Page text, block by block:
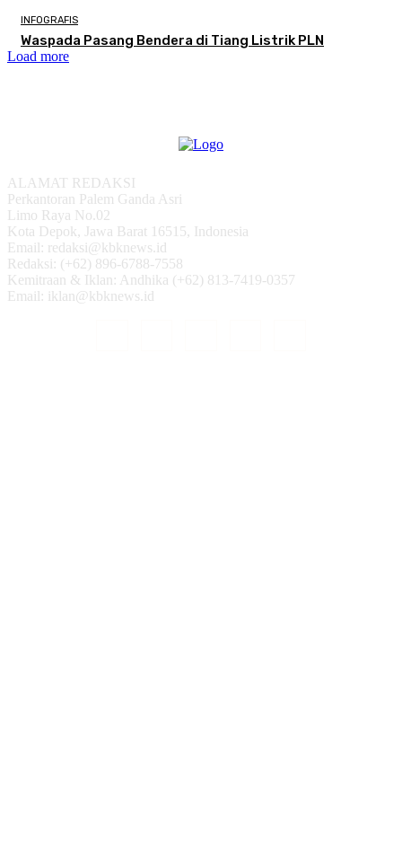
INFOGRAFIS
Waspada Pasang Bendera di Tiang Listrik PLN
Load more
ALAMAT REDAKSI
Perkantoran Palem Ganda Asri
Limo Raya No.02
Kota Depok, Jawa Barat 16515, Indonesia
Email: redaksi@kbknews.id
Redaksi: (+62) 896-6788-7558
Kemitraan & Iklan: Andhika (+62) 813-7419-0357
Email: iklan@kbknews.id